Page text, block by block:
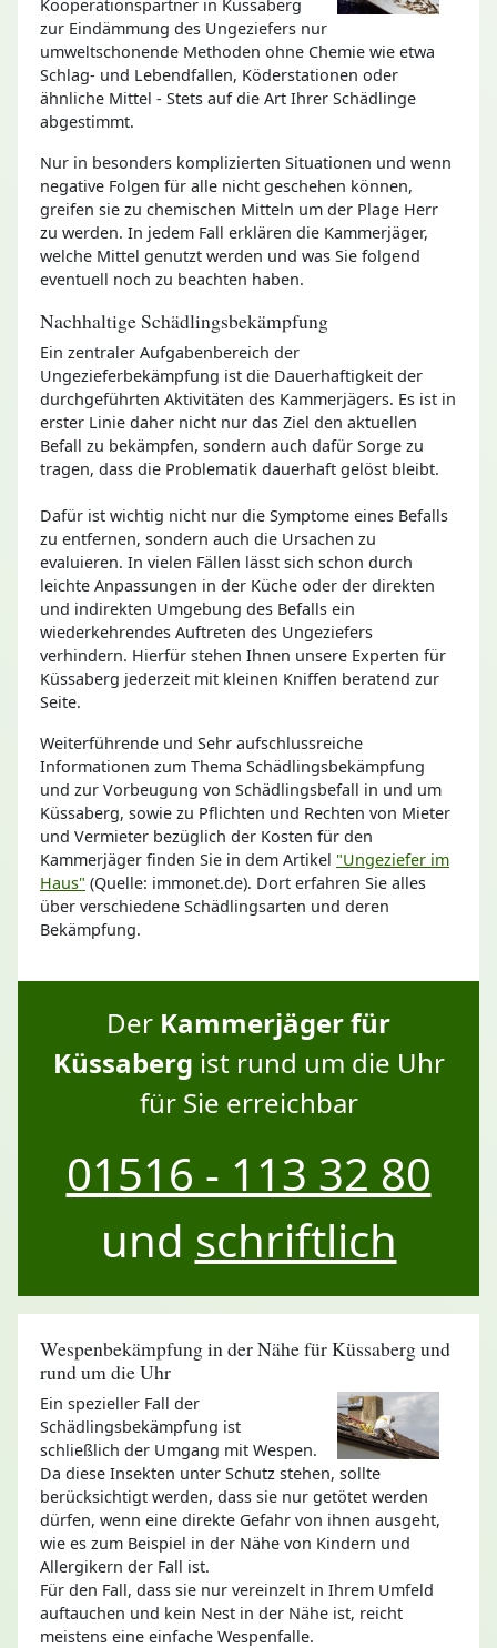
Kooperationspartner in Küssaberg
zur Eindämmung des Ungeziefers nur
umweltschonende Methoden ohne Chemie wie etwa
Schlag- und Lebendfallen, Köderstationen oder
ähnliche Mittel - Stets auf die Art Ihrer Schädlinge
abgestimmt.
Nur in besonders komplizierten Situationen und wenn
negative Folgen für alle nicht geschehen können,
greifen sie zu chemischen Mitteln um der Plage Herr
zu werden. In jedem Fall erklären die Kammerjäger,
welche Mittel genutzt werden und was Sie folgend
eventuell noch zu beachten haben.
Nachhaltige Schädlingsbekämpfung
Ein zentraler Aufgabenbereich der
Ungezieferbekämpfung ist die Dauerhaftigkeit der
durchgeführten Aktivitäten des Kammerjägers. Es ist in
erster Linie daher nicht nur das Ziel den aktuellen
Befall zu bekämpfen, sondern auch dafür Sorge zu
tragen, dass die Problematik dauerhaft gelöst bleibt.
Dafür ist wichtig nicht nur die Symptome eines Befalls
zu entfernen, sondern auch die Ursachen zu
evaluieren. In vielen Fällen lässt sich schon durch
leichte Anpassungen in der Küche oder der direkten
und indirekten Umgebung des Befalls ein
wiederkehrendes Auftreten des Ungeziefers
verhindern. Hierfür stehen Ihnen unsere Experten für
Küssaberg jederzeit mit kleinen Kniffen beratend zur
Seite.
Weiterführende und Sehr aufschlussreiche
Informationen zum Thema Schädlingsbekämpfung
und zur Vorbeugung von Schädlingsbefall in und um
Küssaberg, sowie zu Pflichten und Rechten von Mieter
und Vermieter bezüglich der Kosten für den
Kammerjäger finden Sie in dem Artikel "Ungeziefer im
Haus" (Quelle: immonet.de). Dort erfahren Sie alles
über verschiedene Schädlingsarten und deren
Bekämpfung.
Der Kammerjäger für
Küssaberg ist rund um die Uhr
für Sie erreichbar
01516 - 113 32 80
und schriftlich
Wespenbekämpfung in der Nähe für Küssaberg und
rund um die Uhr
Ein spezieller Fall der
Schädlingsbekämpfung ist
schließlich der Umgang mit Wespen.
Da diese Insekten unter Schutz stehen, sollte
berücksichtigt werden, dass sie nur getötet werden
dürfen, wenn eine direkte Gefahr von ihnen ausgeht,
wie es zum Beispiel in der Nähe von Kindern und
Allergikern der Fall ist.
Für den Fall, dass sie nur vereinzelt in Ihrem Umfeld
auftauchen und kein Nest in der Nähe ist, reicht
meistens eine einfache Wespenfalle.